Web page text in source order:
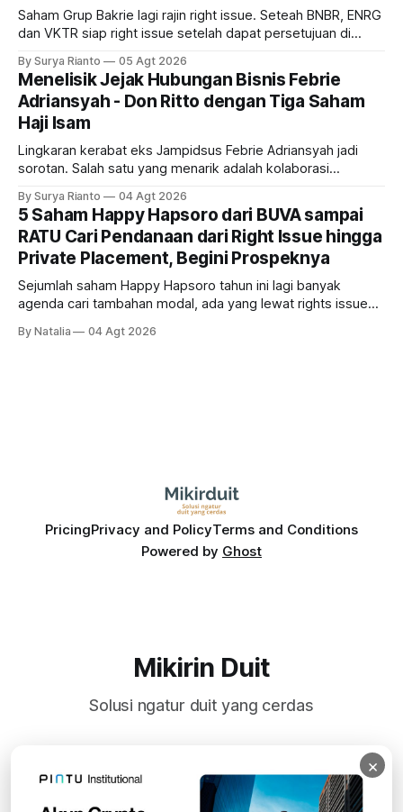
Saham Grup Bakrie lagi rajin right issue. Seteah BNBR, ENRG
dan VKTR siap right issue setelah dapat persetujuan di
pola saham Grup Bakrie jelang right issue
By Surya Rianto 05 Agt 2026
Menelisik Jejak Hubungan Bisnis Febrie
Adriansyah - Don Ritto dengan Tiga Saham
Haji Isam
Lingkaran kerabat eks Jampidsus Febrie Adriansyah jadi
sorotan. Salah satu yang menarik adalah kolaborasi
Bagaimana hubungannya?
By Surya Rianto 04 Agt 2026
5 Saham Happy Hapsoro dari BUVA sampai
RATU Cari Pendanaan dari Right Issue hingga
Private Placement, Begini Prospeknya
Sejumlah saham Happy Hapsoro tahun ini lagi banyak
agenda cari tambahan modal, ada yang lewat rights issue
gimana prospeknya?
By Natalia 04 Agt 2026
PricingPrivacy and PolicyTerms and Conditions
Powered by Ghost
Mikirin Duit
Solusi ngatur duit yang cerdas
Subscribe
×